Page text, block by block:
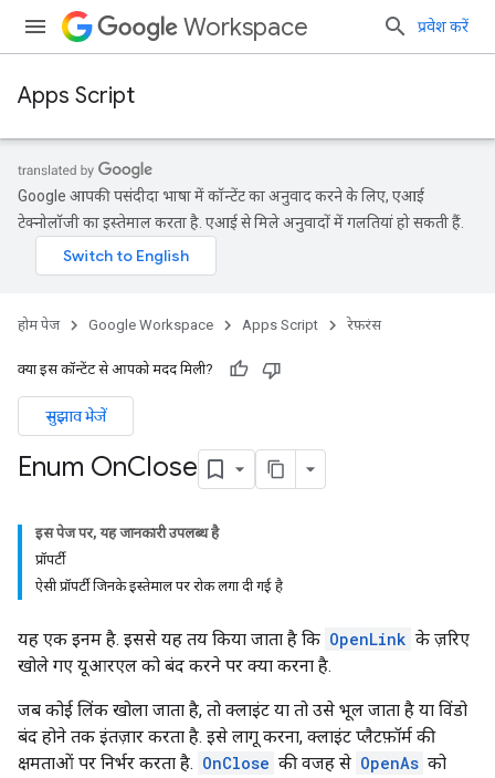
Workspace प्रवेश करें
Apps Script
Google आपकी पसंदीदा भाषा में कॉन्टेंट का अनुवाद करने के लिए, एआई
टेक्नोलॉजी का इस्तेमाल करता है. एआई से मिले अनुवादों में गलतियां हो सकती हैं.
होम पेज Google Workspace Apps Script रेफ़रंस
क्या इस कॉन्टेंट से आपको मदद मिली?
सुझाव भेजें
Enum OnClose
इस पेज पर, यह जानकारी उपलब्ध है
प्रॉपर्टी
ऐसी प्रॉपर्टी जिनके इस्तेमाल पर रोक लगा दी गई है
यह एक इनम है. इससे यह तय किया जाता है कि OpenLink के ज़रिए
खोले गए यूआरएल को बंद करने पर क्या करना है.
जब कोई लिंक खोला जाता है, तो क्लाइंट या तो उसे भूल जाता है या विंडो
बंद होने तक इंतज़ार करता है. इसे लागू करना, क्लाइंट प्लैटफ़ॉर्म की
क्षमताओं पर निर्भर करता है. OnClose की वजह से OpenAs को